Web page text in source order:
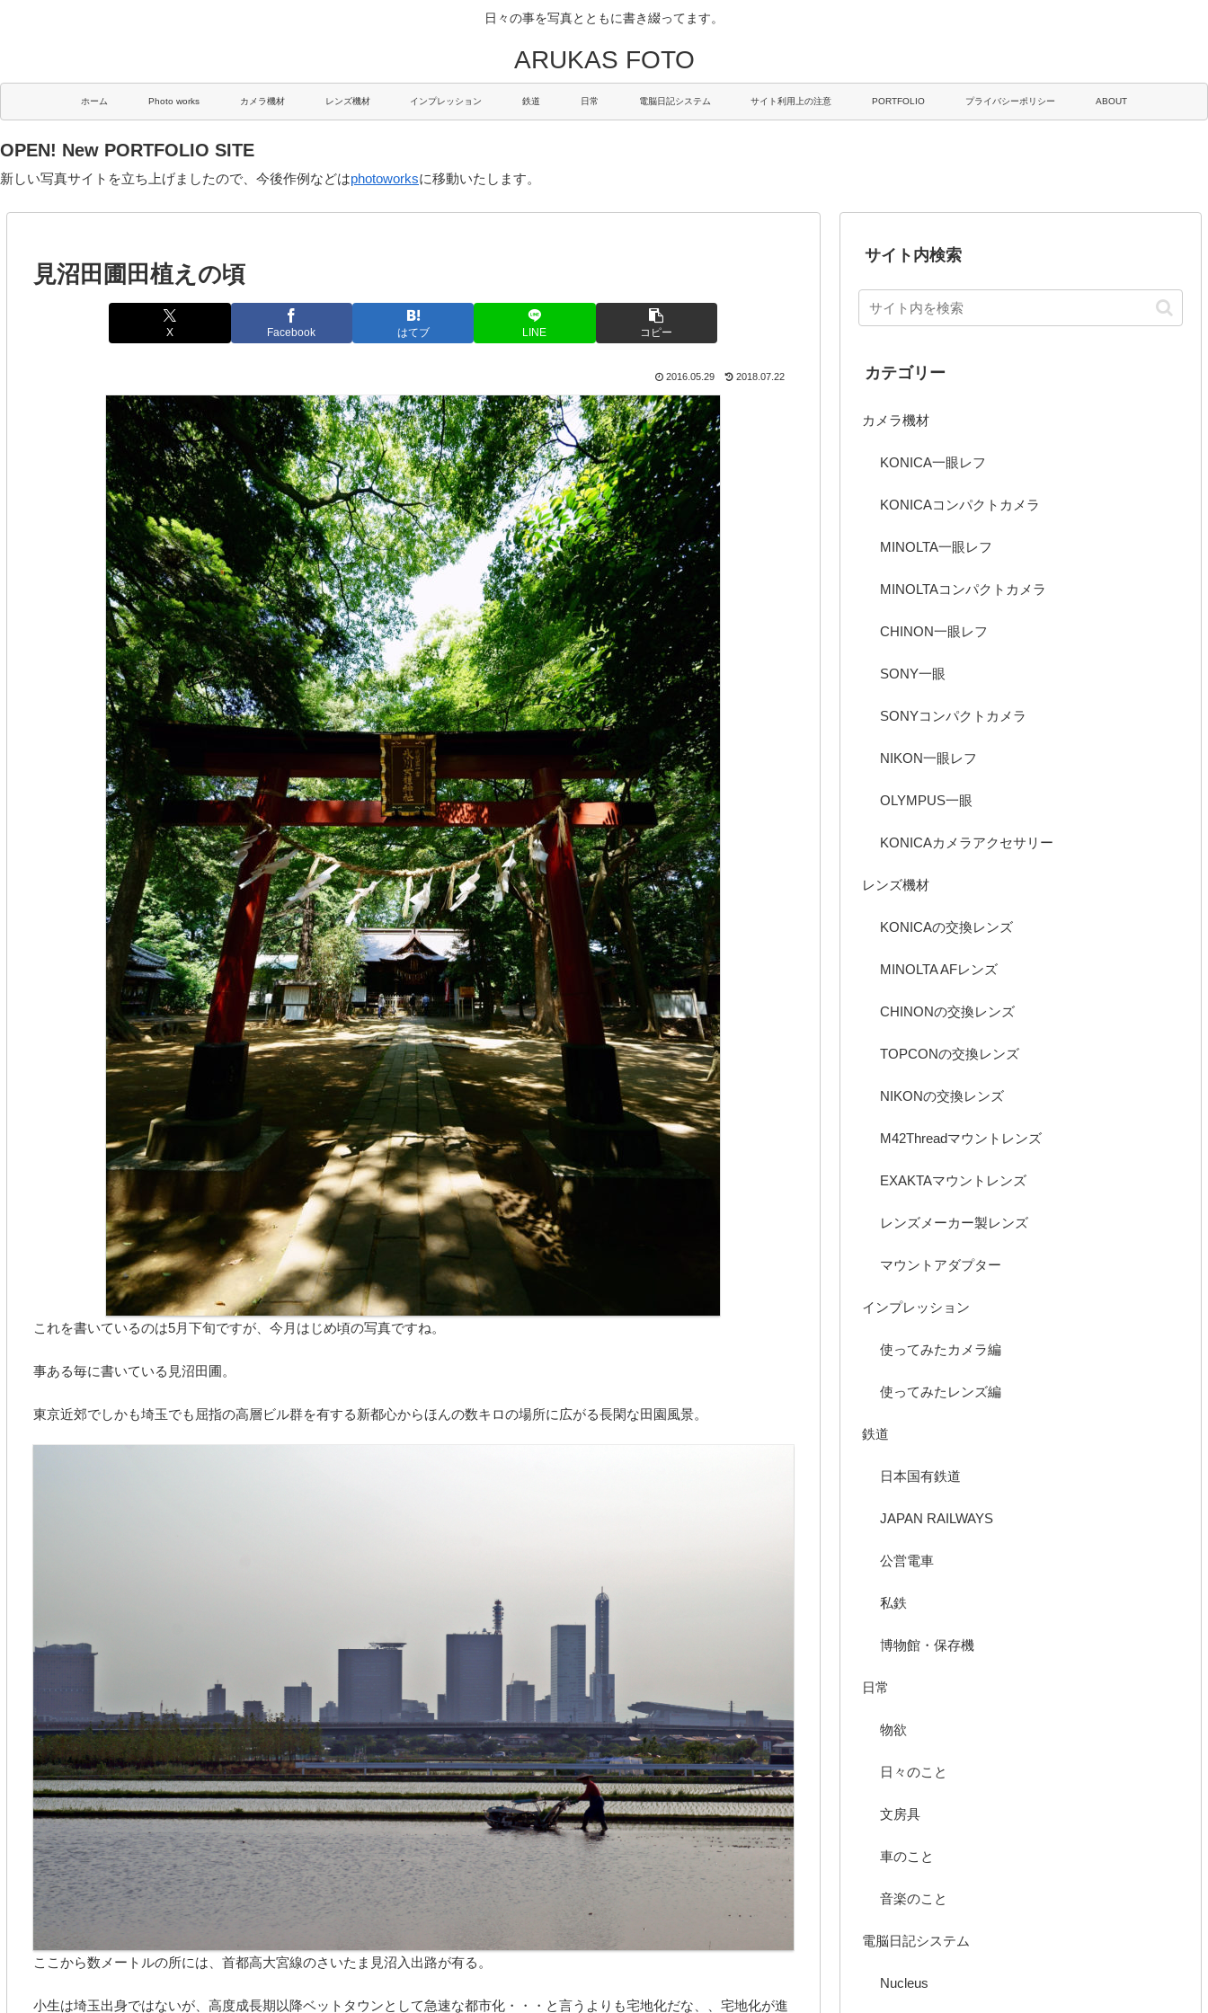
日々の事を写真とともに書き綴ってます。
ARUKAS FOTO
ホーム Photo works カメラ機材 レンズ機材 インプレッション 鉄道 日常 電脳日記システム サイト利用上の注意 PORTFOLIO プライバシーポリシー ABOUT
OPEN! New PORTFOLIO SITE
新しい写真サイトを立ち上げましたので、今後作例などはphotoworksに移動いたします。
見沼田圃田植えの頃
X Facebook はてブ LINE コピー
2016.05.29 2018.07.22
これを書いているのは5月下旬ですが、今月はじめ頃の写真ですね。
事ある毎に書いている見沼田圃。
東京近郊でしかも埼玉でも屈指の高層ビル群を有する新都心からほんの数キロの場所に広がる長閑な田園風景。
ここから数メートルの所には、首都高大宮線のさいたま見沼入出路が有る。
小生は埼玉出身ではないが、高度成長期以降ベットタウンとして急速な都市化・・・と言うよりも宅地化だな、、宅地化が進
サイト内検索
カテゴリー
カメラ機材
KONICA一眼レフ
KONICAコンパクトカメラ
MINOLTA一眼レフ
MINOLTAコンパクトカメラ
CHINON一眼レフ
SONY一眼
SONYコンパクトカメラ
NIKON一眼レフ
OLYMPUS一眼
KONICAカメラアクセサリー
レンズ機材
KONICAの交換レンズ
MINOLTA AFレンズ
CHINONの交換レンズ
TOPCONの交換レンズ
NIKONの交換レンズ
M42Threadマウントレンズ
EXAKTAマウントレンズ
レンズメーカー製レンズ
マウントアダプター
インプレッション
使ってみたカメラ編
使ってみたレンズ編
鉄道
日本国有鉄道
JAPAN RAILWAYS
公営電車
私鉄
博物館・保存機
日常
物欲
日々のこと
文房具
車のこと
音楽のこと
電脳日記システム
Nucleus